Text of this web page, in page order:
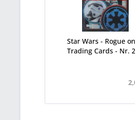
Star Wars - Rogue
Trading Cards - Nr.